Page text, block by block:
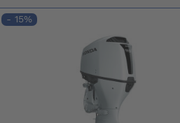
- 15%